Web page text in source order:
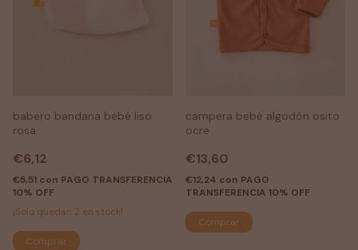
babero bandana bebé liso
rosa
€6,12
€5,51 con PAGO TRANSFERENCIA
10% OFF
¡Solo quedan 2 en stock!
campera bebé algodón osito
ocre
€13,60
€12,24 con PAGO
TRANSFERENCIA 10% OFF
Comprar